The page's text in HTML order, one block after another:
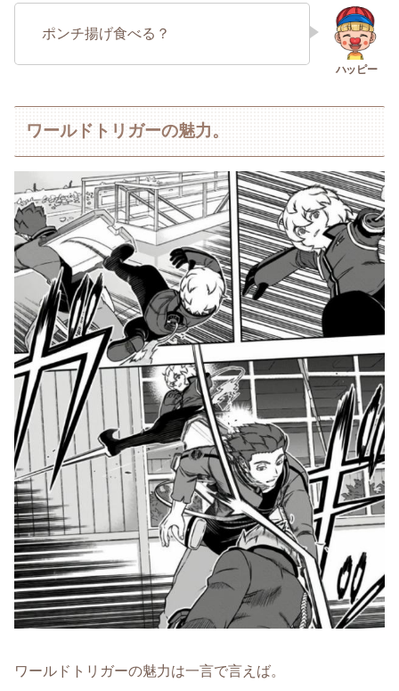
ポンチ揚げ食べる？
ワールドトリガーの魅力。
ワールドトリガーの魅力は一言で言えば。